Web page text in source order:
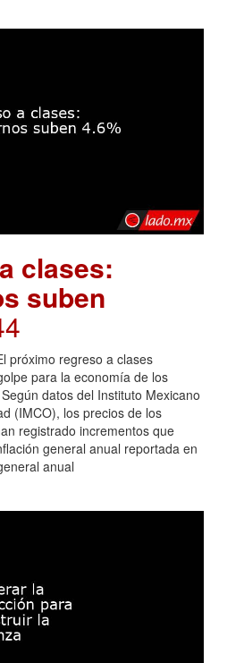
clases:
suben
próximo regreso a clases
para la economía de los
datos del Instituto Mexicano
(IMCO), los precios de los
registrado incrementos que
general anual reportada en
anual